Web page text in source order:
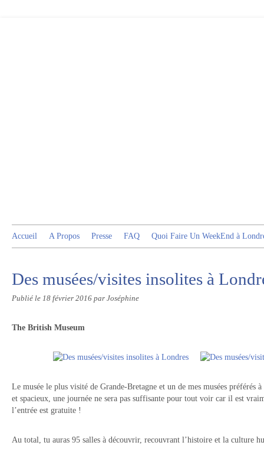
Accueil A Propos Presse FAQ Quoi Faire Un WeekEnd à
Des musées/visites insolites à
Publié le 18 février 2016 par Joséphine
The British Museum
Le musée le plus visité de Grande-Bretagne et un de mes musées préférés
et spacieux, une journée ne sera pas suffisante pour tout voir car il est
l’entrée est gratuite !
Au total, tu auras 95 salles à découvrir, recouvrant l’histoire et la culture